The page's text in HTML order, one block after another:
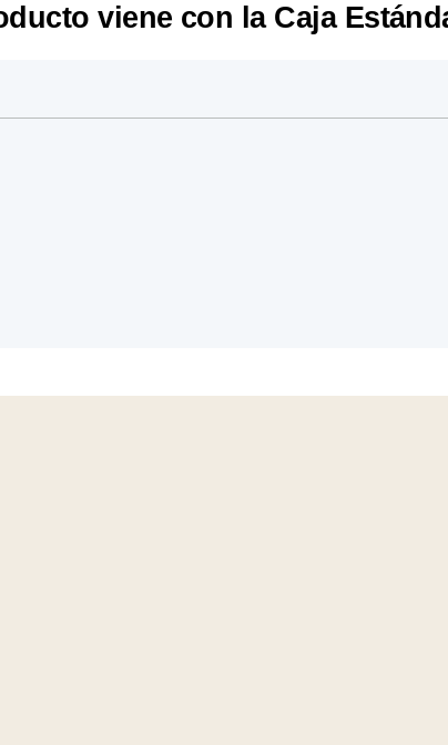
viene con la Caja